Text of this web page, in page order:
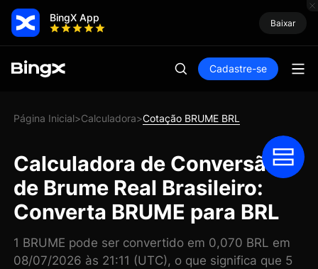
BingX App Baixar
Cadastre-se
Página Inicial>Calculadora>Cotação BRUME BRL
Calculadora de Conversão
de Brume Real Brasileiro:
Converta BRUME para BRL
1 BRUME pode ser convertido em 0,070 BRL em
08/07/2026 às 21:11 (UTC), o que significa que 5